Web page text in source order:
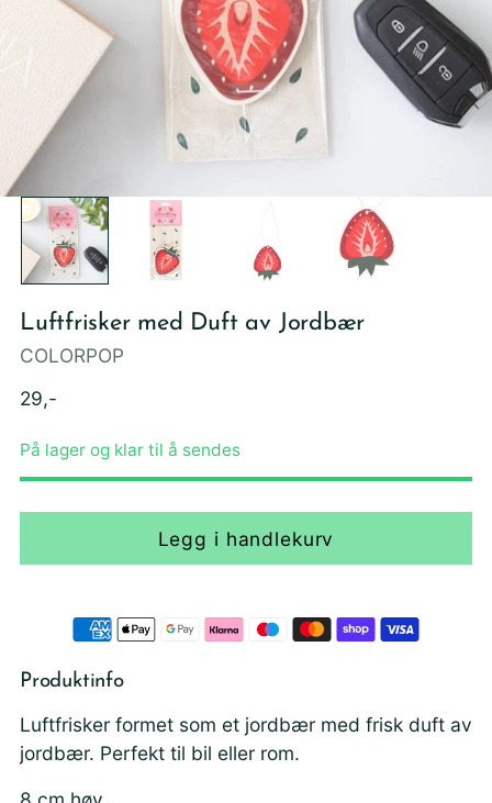
Luftfrisker med Duft av Jordbær
COLORPOP
Ordinær
29,-
På lager og klar til å sendes
Legg i handlekurv
Produktinfo
Luftfrisker formet som et jordbær med frisk duft av
jordbær. Perfekt til bil eller rom.